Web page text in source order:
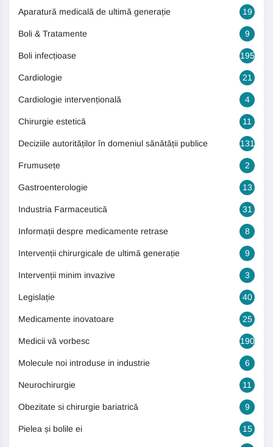
Aparatură medicală de ultimă generație 19
Boli & Tratamente 9
Boli infecțioase 195
Cardiologie 21
Cardiologie intervențională 4
Chirurgie estetică 11
Deciziile autorităților în domeniul sănătății publice 131
Frumusețe 2
Gastroenterologie 13
Industria Farmaceutică 31
Informații despre medicamente retrase 8
Intervenții chirurgicale de ultimă generație 9
Intervenții minim invazive 3
Legislație 40
Medicamente inovatoare 25
Medicii vă vorbesc 190
Molecule noi introduse in industrie 6
Neurochirurgie 11
Obezitate si chirurgie bariatrică 9
Pielea și bolile ei 15